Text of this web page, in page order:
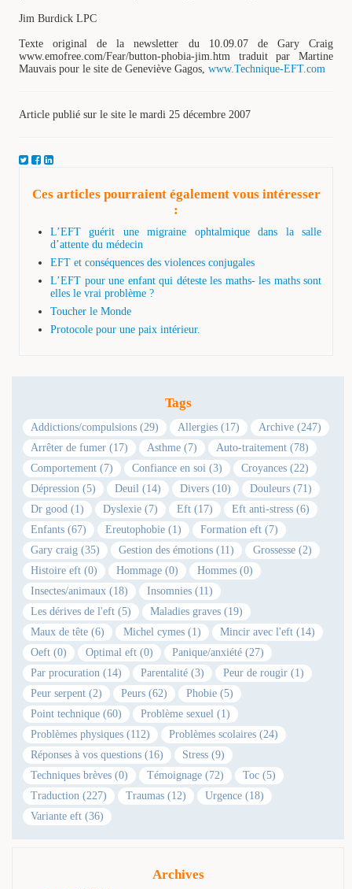
Jim Burdick LPC
Texte original de la newsletter du 10.09.07 de Gary Craig
www.emofree.com/Fear/button-phobia-jim.htm traduit par Martine
Mauvais pour le site de Geneviève Gagos, www.Technique-EFT.com
Article publié sur le site le mardi 25 décembre 2007
Ces articles pourraient également vous intéresser
:
L’EFT guérit une migraine ophtalmique dans la salle
d’attente du médecin
EFT et conséquences des violences conjugales
L’EFT pour une enfant qui déteste les maths- les maths sont
elles le vrai problème ?
Toucher le Monde
Protocole pour une paix intérieur.
Tags
Addictions/compulsions (29) Allergies (17)
Archive (247)
Arrêter de fumer (17)
Asthme (7)
Auto-traitement (78)
Comportement (7)
Confiance en soi (3)
Croyances (22)
Dépression (5)
Deuil (14) Divers (10)
Douleurs (71)
Dr good (1)
Dyslexie (7) Eft (17)
Eft anti-stress (6)
Enfants (67)
Ereutophobie (1)
Formation eft (7)
Gary craig (35)
Gestion des émotions (11)
Grossesse (2)
Histoire eft (0)
Hommage (0)
Hommes (0)
Insectes/animaux (18)
Insomnies (11)
Les dérives de l'eft (5)
Maladies graves (19)
Maux de tête (6)
Michel cymes (1)
Mincir avec l'eft (14)
Oeft (0)
Optimal eft (0)
Panique/anxiété (27)
Par procuration (14)
Parentalité (3)
Peur de rougir (1)
Peur serpent (2)
Peurs (62)
Phobie (5)
Point technique (60)
Problème sexuel (1)
Problèmes physiques (112)
Problèmes scolaires (24)
Réponses à vos questions (16)
Stress (9)
Techniques brèves (0)
Témoignage (72)
Toc (5)
Traduction (227)
Traumas (12)
Urgence (18)
Variante eft (36)
Archives